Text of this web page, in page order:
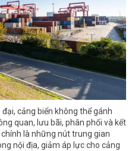
cảng biển không thể gánh
quan, lưu bãi, phân phối và kết
là những nút trung gian
nội địa, giảm áp lực cho cảng